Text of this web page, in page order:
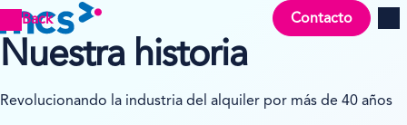
Back Contacto
Nuestra historia
Revolucionando la industria del alquiler por más de 40 años